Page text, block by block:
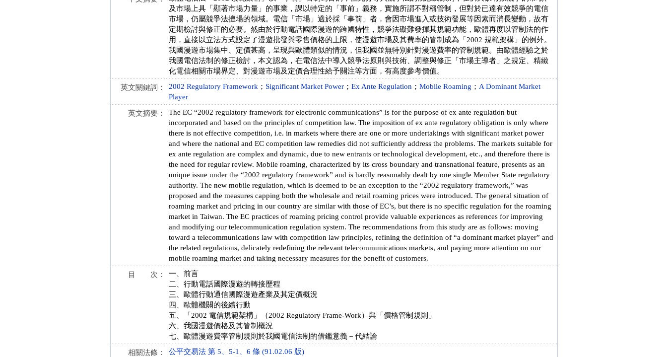
及市場上具「顯著市場力量」的事業，課以特定的「事前」義務，實施所謂不對稱管制，但對於已達有效競爭的電信
市場，仍屬競爭法擅場的領域。電信「市場」適於採「事前」者，會因市場進入或技術發展等因素而消長變動，故有
定期檢討與修正的必要。然由於行動電話國際漫遊的跨國特性，競爭法礙難發揮其規範功能，歐體再度以管制法的作
用，直接以立法方式設定了漫遊批發與零售價格的上限，使漫遊市場及其費率的管制成為「2002 規範架構」的例外。
我國漫遊市場集中、定價甚高，呈現與歐體類似的情況，但我國並無特別針對漫遊費率的管制規範。由歐體經驗之於
我國電信法制的修正檢討，本文認為，在電信法中導入競爭法原則與技術、調整與修正「市場主導者」之規定、精緻
化電信相關市場界定、對漫遊市場及定價合理性給予關注等方面，有高度參考價值。
英文關鍵詞： 2002 Regulatory Framework ； Significant Market Power ； Ex Ante Regulation ； Mobile Roaming ； A Dominant Market
Player
英文摘要：
The EC “2002 regulatory framework for electronic communications” is for the purpose of ex ante regulation but
incorporated and based on the principles of competition law. The imposition of ex ante regulatory obligation is only where
there is not effective competition, i.e. in markets where there are one or more undertakings with significant market power
and where the national and EC competition law remedies did not sufficiently address the problems. The markets suitable for
ex ante regulation are complex and dynamic, due to new entrants or technological development, etc., and therefore there is
the need for regular review. Mobile roaming, characterized by its cross boundary and transnational feature, presents as an
unique issue under the “2002 regulatory framework” and is hardly reasonably dealt by one single Member State regulatory
authority. The new mobile regulation, which is deemed to be an exception to the “2002 regulatory framework,” was
proposed and the measures capping both the wholesale and retail roaming prices were introduced. The general situation of
roaming market and pricing in our country are similar with those of EC’s, but there is no specific regulation for the roaming
market in Taiwan. The EC practices of roaming pricing control provide valuable experiences as references for improving
and modifying our telecommunication regulation system. The recommendations from this study are as follows: moving
toward a telecommunications law with competition law principles, refining the definition of “a dominant market player” and
the related regulations, delicately redefining the relevant telecommunications markets, and paying more attention on our
mobile roaming market and taking necessary measures for the benefit of customers.
目 次：
一、前言
二、行動電話國際漫遊的轉接歷程
三、歐體行動通信國際漫遊產業及其定價概況
四、歐體機關的後續行動
五、「2002 電信規範架構」（2002 Regulatory Frame-Work）與「價格管制規則」
六、我國漫遊價格及其管制概況
七、歐體漫遊費率管制規則於我國電信法制的借鑑意義－代結論
相關法條：
公平交易法 第 5、5-1、6 條 (91.02.06 版)